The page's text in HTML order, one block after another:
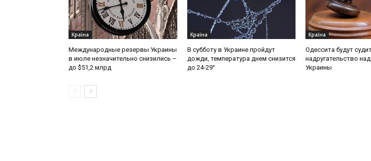
Країна
Международные резервы Украины
в июле незначительно снизились –
до $51,2 млрд
Країна
В субботу в Украине пройдут
дожди, температура днем снизится
до 24-29°
Країна
Одессита будут
надругательство
Украины